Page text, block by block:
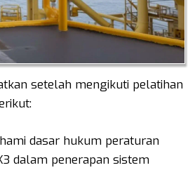
setelah mengikuti pelatihan
dasar hukum peraturan
dalam penerapan sistem